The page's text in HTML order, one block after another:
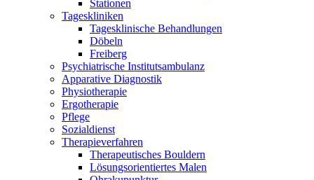
Stationen
Tageskliniken
Tagesklinische Behandlungen
Döbeln
Freiberg
Psychiatrische Institutsambulanz
Apparative Diagnostik
Physiotherapie
Ergotherapie
Pflege
Sozialdienst
Therapieverfahren
Therapeutisches Bouldern
Lösungsorientiertes Malen